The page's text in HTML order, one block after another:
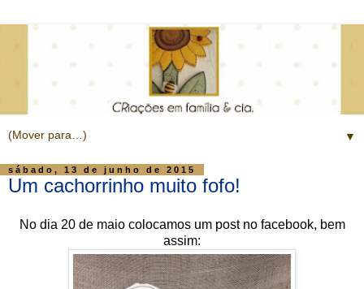
▼
sábado, 13 de junho de 2015
Um cachorrinho muito fofo!
No dia 20 de maio colocamos um post no facebook, bem
assim: